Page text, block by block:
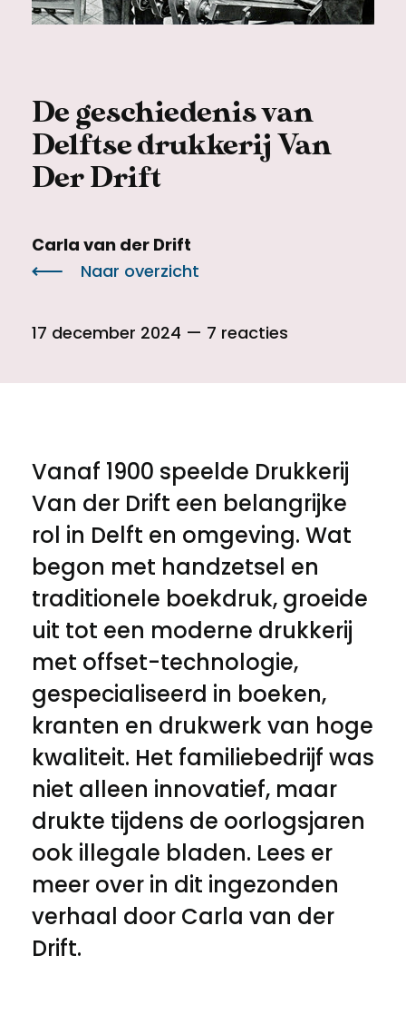
Voorwaarden
De geschiedenis van
Delftse drukkerij Van
Der Drift
Carla van der Drift
Naar overzicht
17 december 2024 — 7 reacties
Vanaf 1900 speelde Drukkerij
Van der Drift een belangrijke
rol in Delft en omgeving. Wat
begon met handzetsel en
traditionele boekdruk, groeide
uit tot een moderne drukkerij
met offset-technologie,
gespecialiseerd in boeken,
kranten en drukwerk van hoge
kwaliteit. Het familiebedrijf was
niet alleen innovatief, maar
drukte tijdens de oorlogsjaren
ook illegale bladen. Lees er
meer over in dit ingezonden
verhaal door Carla van der
Drift.